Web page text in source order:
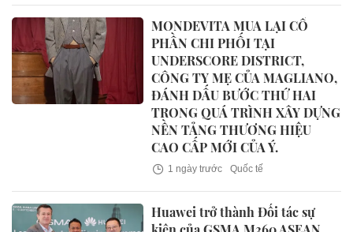
MONDEVITA MUA LẠI CỔ
PHẦN CHI PHỐI TẠI
UNDERSCORE DISTRICT,
CÔNG TY MẸ CỦA MAGLIANO,
ĐÁNH DẤU BƯỚC THỨ HAI
TRONG QUÁ TRÌNH XÂY DỰNG
NỀN TẢNG THƯƠNG HIỆU
CAO CẤP MỚI CỦA Ý.
1 ngày trước Quốc tế
Huawei trở thành Đối tác sự